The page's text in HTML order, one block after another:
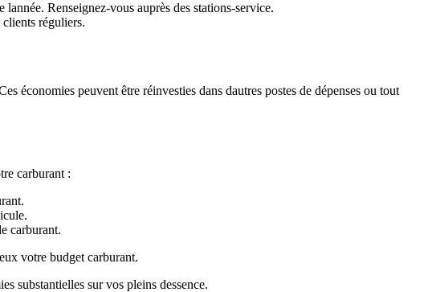
Renseignez-vous auprès des stations-service.
réguliers.
économies peuvent être réinvesties dans dautres postes de dépenses ou tout
carburant :
carburant.
votre budget carburant.
substantielles sur vos pleins dessence.